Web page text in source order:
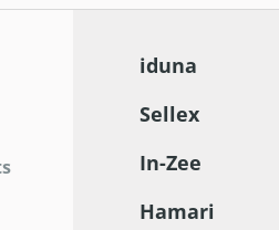
iduna
Sellex
In-Zee
Hamari